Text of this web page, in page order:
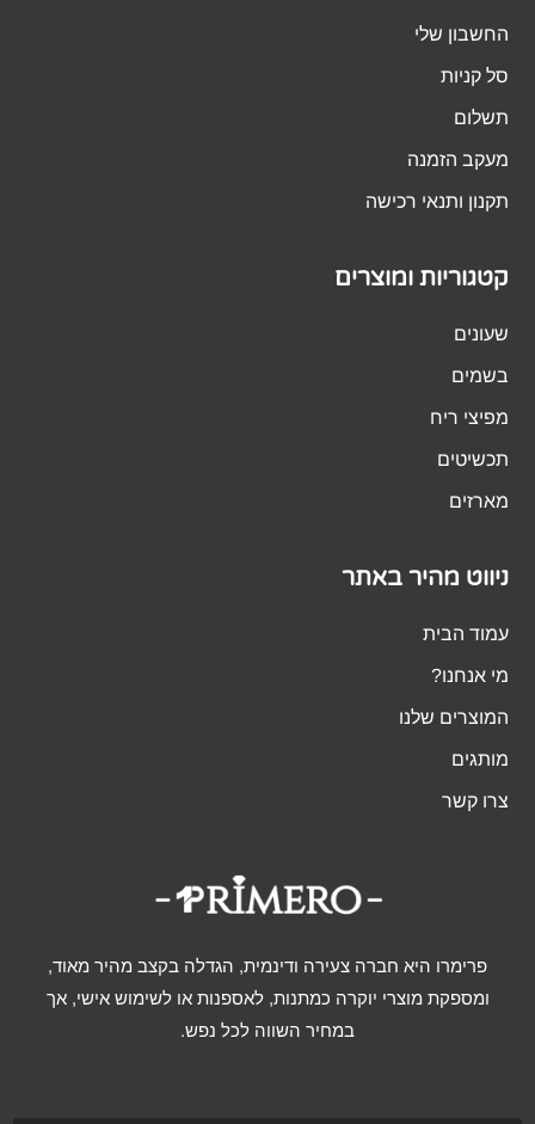
החשבון שלי
סל קניות
תשלום
מעקב הזמנה
תקנון ותנאי רכישה
קטגוריות ומוצרים
שעונים
בשמים
מפיצי ריח
תכשיטים
מארזים
ניווט מהיר באתר
עמוד הבית
מי אנחנו?
המוצרים שלנו
מותגים
צרו קשר
פרימרו היא חברה צעירה ודינמית, הגדלה בקצב מהיר מאוד,
ומספקת מוצרי יוקרה כמתנות, לאספנות או לשימוש אישי, אך
במחיר השווה לכל נפש.